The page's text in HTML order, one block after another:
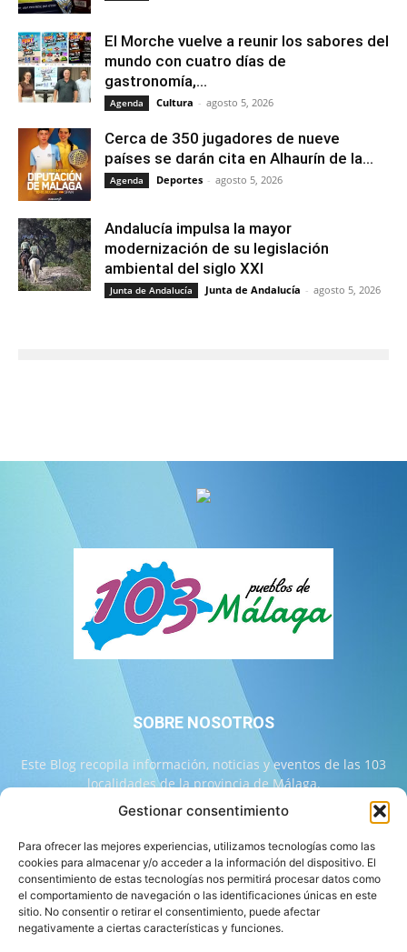
Gestionar consentimiento
Para ofrecer las mejores experiencias, utilizamos tecnologías como las
cookies para almacenar y/o acceder a la información del dispositivo. El
consentimiento de estas tecnologías nos permitirá procesar datos como
el comportamiento de navegación o las identificaciones únicas en este
sitio. No consentir o retirar el consentimiento, puede afectar
negativamente a ciertas características y funciones.
El Morche vuelve a reunir los sabores del
mundo con cuatro días de
gastronomía,...
Agenda Cultura - agosto 5, 2026
Cerca de 350 jugadores de nueve
países se darán cita en Alhaurín de la...
Agenda Deportes - agosto 5, 2026
Andalucía impulsa la mayor
modernización de su legislación
ambiental del siglo XXI
Junta de Andalucía Junta de Andalucía - agosto 5, 2026
SOBRE NOSOTROS
Este Blog recopila información, noticias y eventos de las 103
localidades de la provincia de Málaga.
Contáctanos:info@103malaga.com
SÍGUENOS